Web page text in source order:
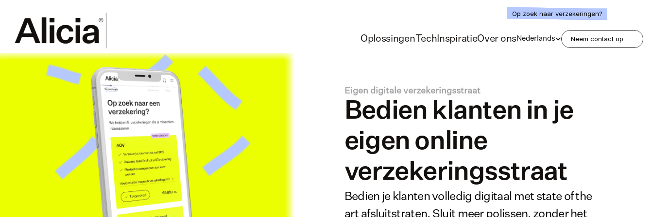
Op zoek naar verzekeringen?
Oplossingen Tech InspiratieOver onsSelect Language
Nederlands Neem contact op
Eigen digitale verzekeringsstraat
Bedien klanten in je
eigen online
verzekeringsstraat
Bedien je klanten volledig digitaal met state of the
art afsluitstraten. Sluit meer polissen, zonder het